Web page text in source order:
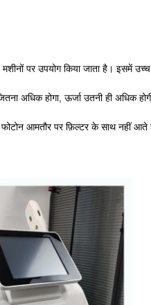
मशीनों पर उपयोग किया जाता है। इसमें
अधिक होगा, ऊर्जा उतनी ही अधिक
आमतौर पर फ़िल्टर के साथ नहीं आते